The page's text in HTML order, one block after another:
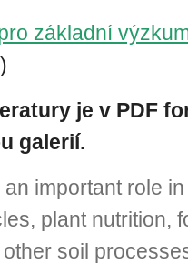
základní
je v PDF
galerií.
important role
plant nutrition,
soil